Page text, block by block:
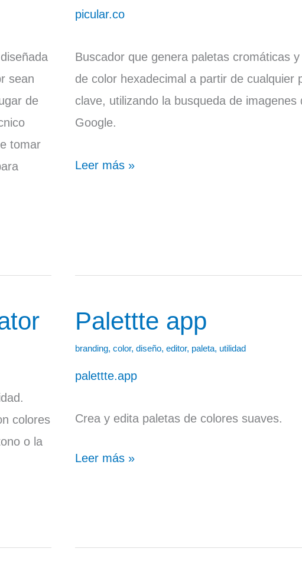
sean
de
tomar
picular.co
Buscador que genera paletas cromáticas
de color hexadecimal a partir de cualquier
clave, utilizando la busqueda de imagenes
Google.
Leer más »
colores
o la
Palettte app
branding, color, diseño, editor, paleta, utilidad
palettte.app
Crea y edita paletas de colores suaves.
Palettte
Leer más »